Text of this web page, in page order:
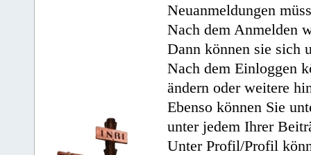
Neuanmeldungen
Nach dem Anmelden
Dann können sie sich
Nach dem Einloggen
ändern oder weitere
Ebenso können Sie
unter jedem Ihrer
Unter Profil/Profil